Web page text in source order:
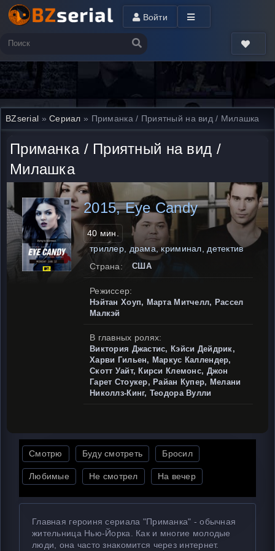
Войти
BZserial »Сериал » Приманка / Приятный на вид / Милашка
Приманка / Приятный на вид /
Милашка
2015, Eye Candy
40 мин.
триллер, драма, криминал, детектив
Страна:
США
Режиссер:
Нэйтан Хоуп, Марта Митчелл, Рассел
Малкэй
В главных ролях:
Виктория Джастис, Кэйси Дейдрик,
Харви Гильен, Маркус Каллендер,
Скотт Уайт, Кирси Клемонс, Джон
Гарет Стоукер, Райан Купер, Мелани
Николлз-Кинг, Теодора Вулли
Смотрю Буду смотреть Бросил
Любимые Не смотрел На вечер
Главная героиня сериала "Приманка" - обычная
жительница Нью-Йорка. Как и многие молодые
люди, она часто знакомится через интернет.